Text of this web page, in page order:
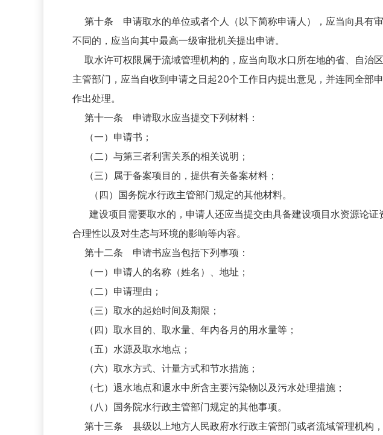
第十条 申请取水的单位或者个人（以下简称申请人），应当向具有
不同的，应当向其中最高一级审批机关提出申请。
取水许可权限属于流域管理机构的，应当向取水口所在地的省、自治
主管部门，应当自收到申请之日起20个工作日内提出意见，并连同全部
作出处理。
第十一条 申请取水应当提交下列材料：
（一）申请书；
（二）与第三者利害关系的相关说明；
（三）属于备案项目的，提供有关备案材料；
（四）国务院水行政主管部门规定的其他材料。
建设项目需要取水的，申请人还应当提交由具备建设项目水资源论
合理性以及对生态与环境的影响等内容。
第十二条 申请书应当包括下列事项：
（一）申请人的名称（姓名）、地址；
（二）申请理由；
（三）取水的起始时间及期限；
（四）取水目的、取水量、年内各月的用水量等；
（五）水源及取水地点；
（六）取水方式、计量方式和节水措施；
（七）退水地点和退水中所含主要污染物以及污水处理措施；
（八）国务院水行政主管部门规定的其他事项。
第十三条 县级以上地方人民政府水行政主管部门或者流域管理机构